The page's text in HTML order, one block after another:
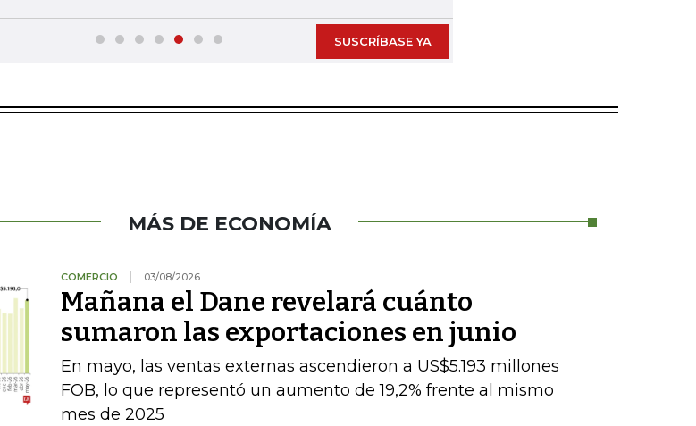
SUSCRÍBASE YA
MÁS DE ECONOMÍA
COMERCIO 03/08/2026
Mañana el Dane revelará cuánto
sumaron las exportaciones en junio
En mayo, las ventas externas ascendieron a US$5.193 millones
FOB, lo que representó un aumento de 19,2% frente al mismo
mes de 2025